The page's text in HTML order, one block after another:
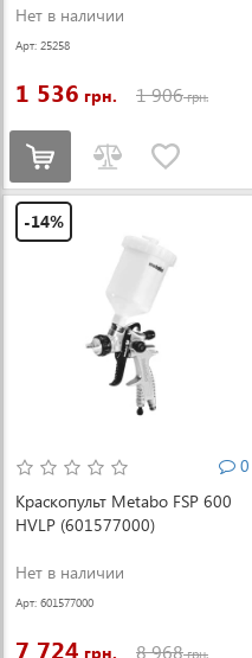
Нет в наличии
Арт: 25258
1 536 грн. 1 906грн.
-14%
0
Краскопульт Metabo FSP 600
HVLP (601577000)
Нет в наличии
Арт: 601577000
7 724 грн. 8 968грн.